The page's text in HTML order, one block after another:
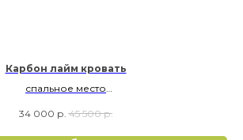
Карбон лайм кровать
спальное место
34 000 р. 45 500 р.